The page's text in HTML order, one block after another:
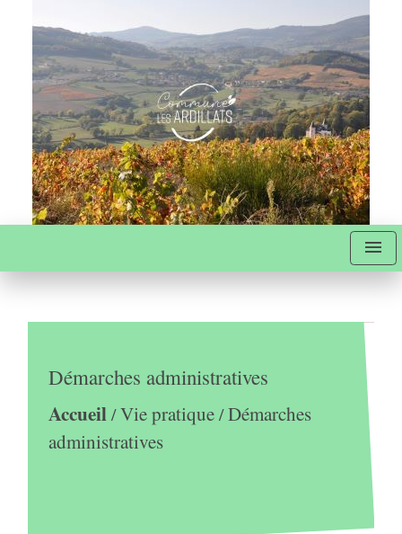
menu
Démarches administratives
Accueil/Vie pratique/Démarches
administratives